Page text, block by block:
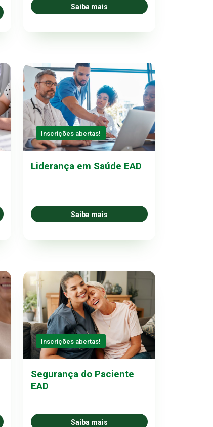
Saiba mais
Inscrições abertas!
Liderança em Saúde EAD
Saiba mais
Inscrições abertas!
Segurança do Paciente
EAD
Saiba mais